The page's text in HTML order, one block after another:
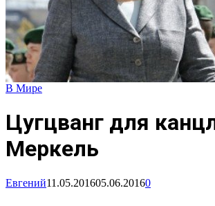
В Мире
Цугцванг для
Меркель
Евгений11.05.201605.06.20160